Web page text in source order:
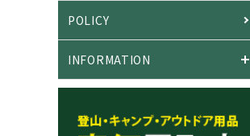
POLICY
INFORMATION